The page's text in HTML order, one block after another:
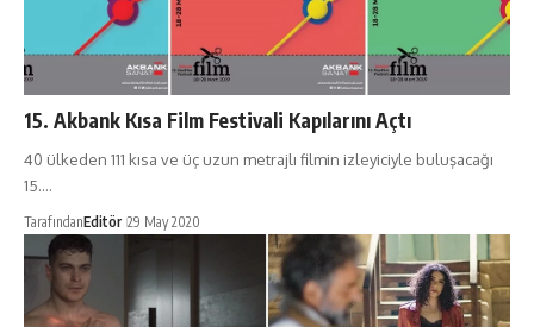
15. Akbank Kısa Film Festivali Kapılarını Açtı
40 ülkeden 111 kısa ve üç uzun metrajlı filmin izleyiciyle buluşacağı
15.…
TarafındanEditör 29 May 2020